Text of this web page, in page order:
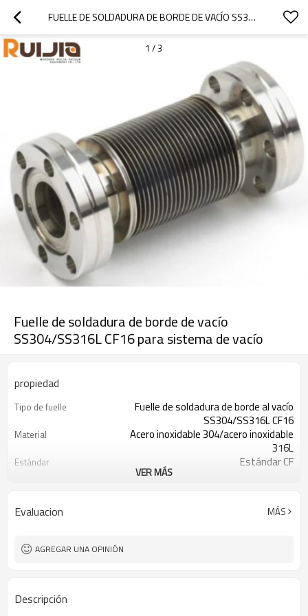
FUELLE DE SOLDADURA DE BORDE DE VACÍO SS304/SS316L CF16 PARA SISTEMA DE VACÍO
1 /3
Fuelle de soldadura de borde de vacío
SS304/SS316L CF16 para sistema de vacío
propiedad
Tipo de fuelle
Fuelle de soldadura de borde al vacío
SS304/SS316L CF16
Material
Acero inoxidable 304/acero inoxidable
316L
Estándar Estándar CF
según solicitud del cliente
Ciclos de vida 10000
VER MÁS
Evaluacion MÁS
AGREGAR UNA OPINIÓN
Descripción